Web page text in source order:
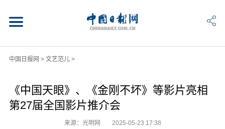
中国日报网 > 文艺范儿>
《中国天眼》、《金刚不坏》等影片亮相
第27届全国影片推介会
来源：光明网 2025-05-23 17:38